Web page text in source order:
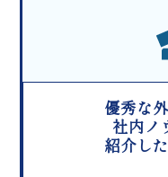
優秀な
社内ノ
紹介し